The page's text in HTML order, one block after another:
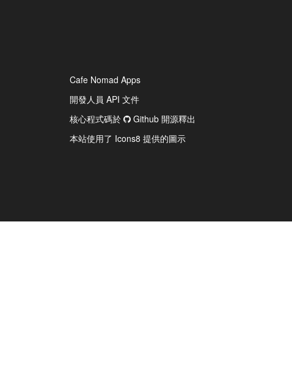
Cafe Nomad Apps
開發人員 API 文件
核心程式碼於
Github 開源釋出
本站使用了 Icons8 提供的圖示